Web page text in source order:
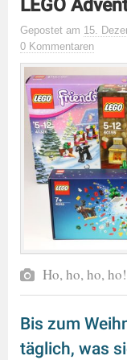
LEGO
Gepostet am 15.
0 Kommentaren
Ho, ho, ho,
Bis zum
täglich, was